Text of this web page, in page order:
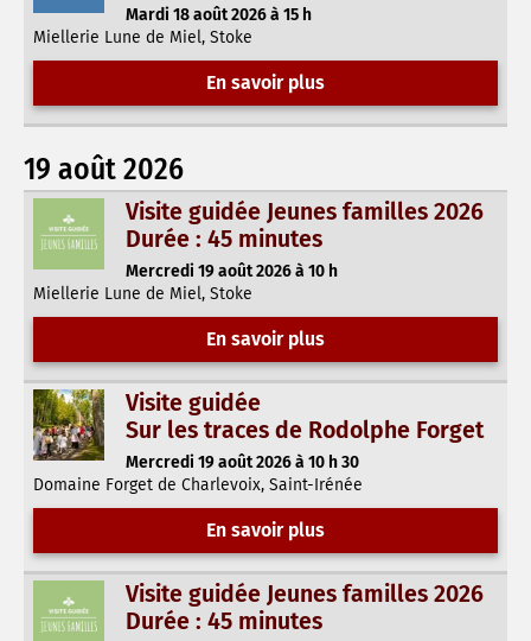
Mardi 18 août 2026 à 15 h
Miellerie Lune de Miel, Stoke
En savoir plus
19 août 2026
Visite guidée Jeunes familles 2026
Durée : 45 minutes
Mercredi 19 août 2026 à 10 h
Miellerie Lune de Miel, Stoke
En savoir plus
Visite guidée
Sur les traces de Rodolphe Forget
Mercredi 19 août 2026 à 10 h 30
Domaine Forget de Charlevoix, Saint-Irénée
En savoir plus
Visite guidée Jeunes familles 2026
Durée : 45 minutes